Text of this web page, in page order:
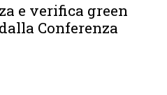
e verifica green
Conferenza